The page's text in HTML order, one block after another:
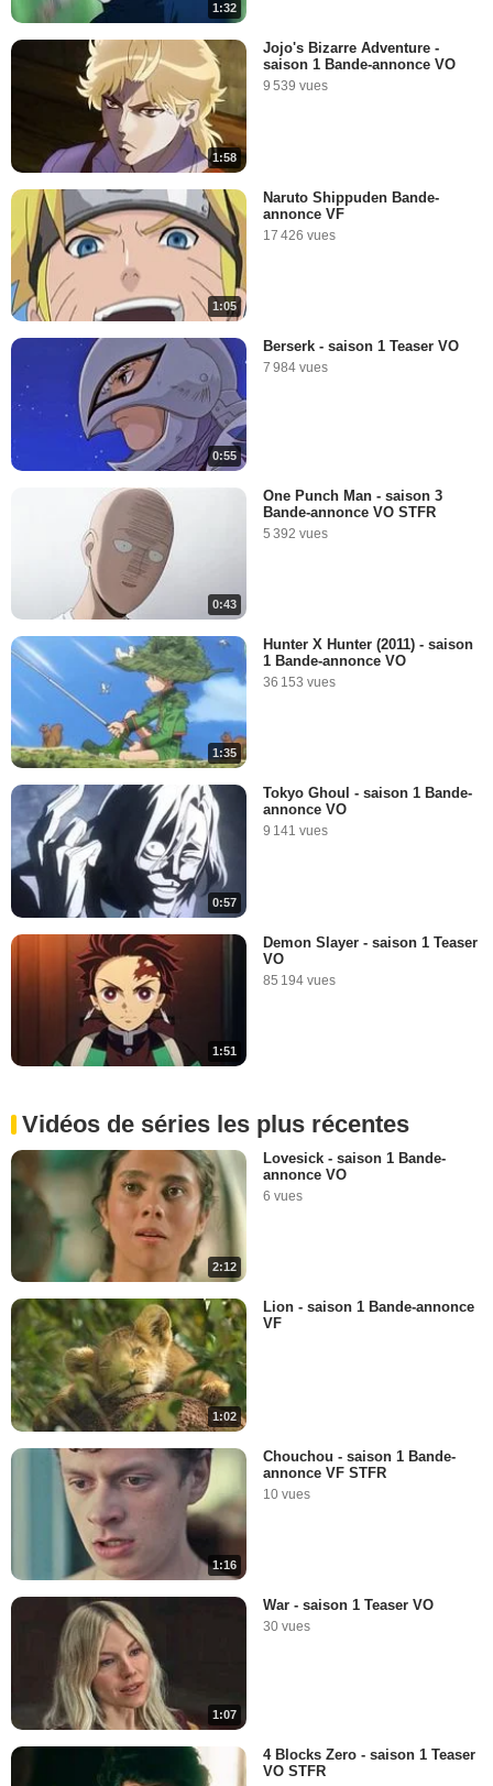
1:32
1:58
Jojo's Bizarre Adventure -
saison 1 Bande-annonce VO
9 539 vues
1:05
Naruto Shippuden Bande-
annonce VF
17 426 vues
0:55
Berserk - saison 1 Teaser VO
7 984 vues
0:43
One Punch Man - saison 3
Bande-annonce VO STFR
5 392 vues
1:35
Hunter X Hunter (2011) - saison
1 Bande-annonce VO
36 153 vues
0:57
Tokyo Ghoul - saison 1 Bande-
annonce VO
9 141 vues
1:51
Demon Slayer - saison 1 Teaser
VO
85 194 vues
Vidéos de séries les plus récentes
2:12
Lovesick - saison 1 Bande-
annonce VO
6 vues
1:02
Lion - saison 1 Bande-annonce
VF
1:16
Chouchou - saison 1 Bande-
annonce VF STFR
10 vues
1:07
War - saison 1 Teaser VO
30 vues
4 Blocks Zero - saison 1 Teaser
VO STFR